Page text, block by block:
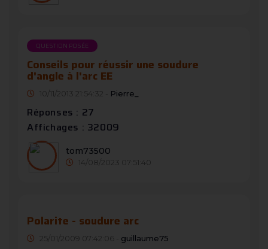
QUESTION POSÉE
Conseils pour réussir une soudure
d'angle à l'arc EE
10/11/2013 21:54:32 - Pierre_
Réponses : 27
Affichages : 32009
tom73500
14/08/2023 07:51:40
Polarite - soudure arc
25/01/2009 07:42:06 - guillaume75